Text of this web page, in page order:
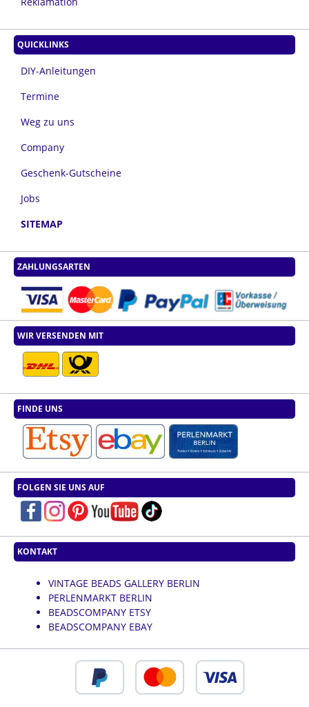
QUICKLINKS
DIY-Anleitungen
Termine
Weg zu uns
Company
Geschenk-Gutscheine
Jobs
SITEMAP
ZAHLUNGSARTEN
WIR VERSENDEN MIT
FINDE UNS
FOLGEN SIE UNS AUF
KONTAKT
VINTAGE BEADS GALLERY BERLIN
PERLENMARKT BERLIN
BEADSCOMPANY ETSY
BEADSCOMPANY EBAY